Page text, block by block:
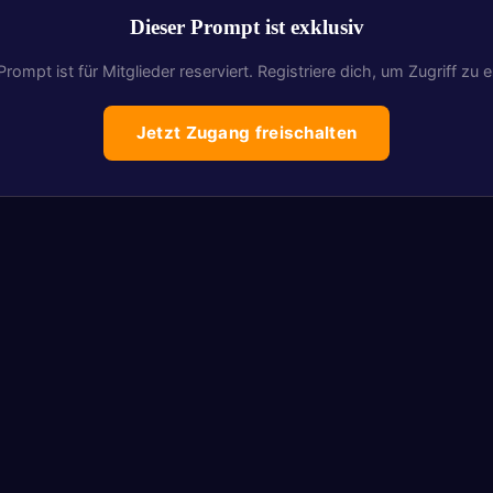
Dieser Prompt ist exklusiv
ist für Mitglieder reserviert. Registriere dich, um Zugriff zu
Jetzt Zugang freischalten